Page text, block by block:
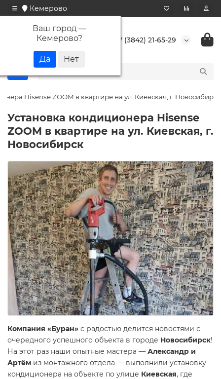
Кемерово
Ваш город —
Кемерово? +7 (3842) 21-65-29
Hisense ZOOM в квартире на ул. Киевская, г. Новосибирск
Установка кондиционера Hisense
ZOOM в квартире на ул. Киевская, г.
Новосибирск
Компания «Буран» с радостью делится новостями с
очередного успешного объекта в городе Новосибирск!
На этот раз наши опытные мастера — Александр и
Артём из монтажного отдела — выполнили установку
кондиционера на объекте по улице Киевская, где